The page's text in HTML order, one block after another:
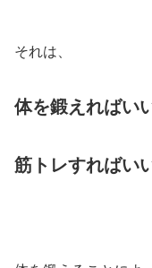
それは、
体を鍛えればい
筋トレすればい